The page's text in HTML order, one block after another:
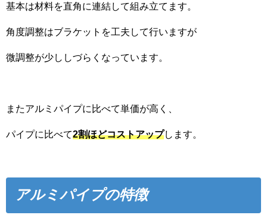
基本は材料を直角に連結して組み立てます。
角度調整はブラケットを工夫して行いますが
微調整が少ししづらくなっています。
またアルミパイプに比べて単価が高く、
パイプに比べて2割ほどコストアップします。
アルミパイプの特徴